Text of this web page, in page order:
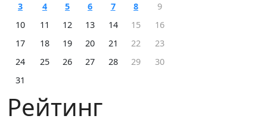
3
4 5 6 7 8
9
10
11 12 13 14 15
16
17
18 19 20 21 22
23
24
25 26 27 28 29
30
31
Рейтинг